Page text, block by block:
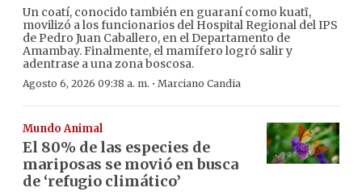
Un coatí, conocido también en guaraní como kuatĩ,
movilizó a los funcionarios del Hospital Regional del IPS
de Pedro Juan Caballero, en el Departamento de
Amambay. Finalmente, el mamífero logró salir y
adentrase a una zona boscosa.
Agosto 6, 2026 09:38 a. m. · Marciano Candia
Mundo Animal
El 80% de las especies de
mariposas se movió en busca
de ‘refugio climático’